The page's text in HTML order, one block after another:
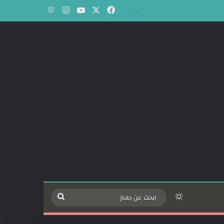
فيسبوك‫YouTube
انستقرامالوضع المظلم
الوضع المظلم
ابحث
عن